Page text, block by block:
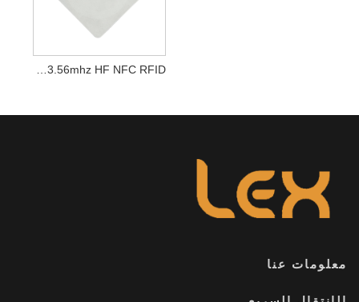
13.56mhz HF NFC RFID ملصق ملصق تسمية مقاومة المعادن
عنا